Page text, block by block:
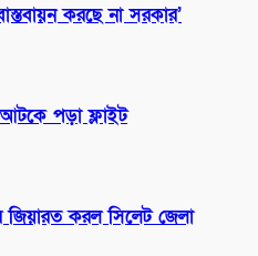
করছে না সরকার’
পড়া ফ্লাইট
করল সিলেট জেলা